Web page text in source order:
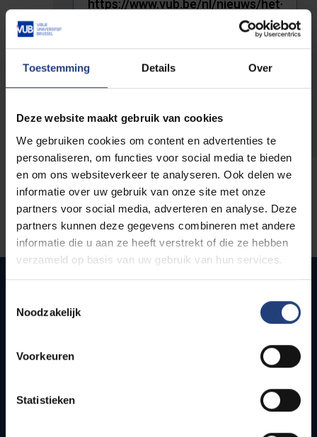
Toestemming Details Over
Deze website maakt gebruik van cookies
We gebruiken cookies om content en advertenties te
personaliseren, om functies voor social media te bieden
en om ons websiteverkeer te analyseren. Ook delen we
informatie over uw gebruik van onze site met onze
partners voor social media, adverteren en analyse. Deze
partners kunnen deze gegevens combineren met andere
informatie die u aan ze heeft verstrekt of die ze hebben
verzameld op basis van uw gebruik van hun services.
Noodzakelijk
Voorkeuren
Statistieken
De volledige URL van de pagina waar je de fout zag.
Snel naar
Bereikbaarheid